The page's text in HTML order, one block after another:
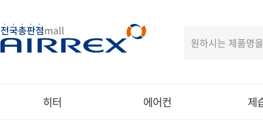
히터 에어컨 제